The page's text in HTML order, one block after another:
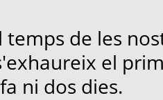
temps de les
el
ni dos dies.